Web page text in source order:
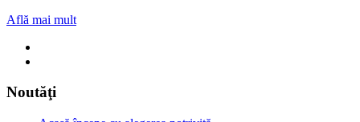
Află mai mult
Noutăţi